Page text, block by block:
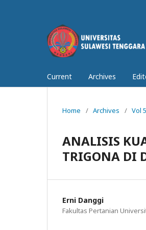
Current Archives
Home / Archives / Vol
ANALISIS
TRIGONA DI
Erni Danggi
Fakultas Pertanian